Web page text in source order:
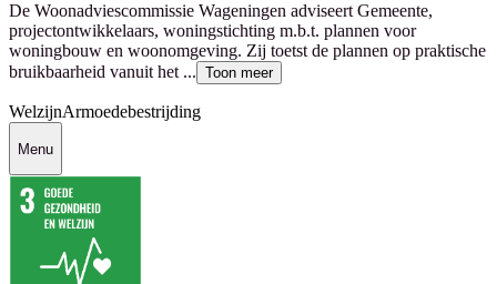
De Woonadviescommissie Wageningen adviseert Gemeente,
projectontwikkelaars, woningstichting m.b.t. plannen voor
woningbouw en woonomgeving. Zij toetst de plannen op praktische
bruikbaarheid vanuit het ... Toon meer
WelzijnArmoedebestrijding
Menu